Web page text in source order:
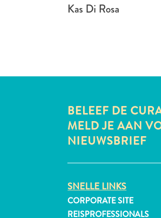
Kas Di Rosa
BELEEF DE
MELD JE AAN
NIEUWSBRIEF
SNELLE LINKS
CORPORATE SITE
REISPROFESSIONALS